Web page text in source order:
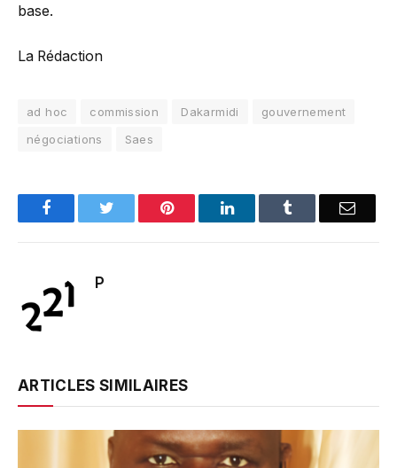
base.
La Rédaction
ad hoc commission Dakarmidi
gouvernement
négociations
Saes
FacebookTwitter Pinterest LinkedInTumblr Email
P
ARTICLES SIMILAIRES